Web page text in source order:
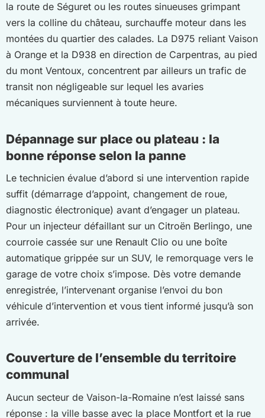
la route de Séguret ou les routes sinueuses grimpant
vers la colline du château, surchauffe moteur dans les
montées du quartier des calades. La D975 reliant Vaison
à Orange et la D938 en direction de Carpentras, au pied
du mont Ventoux, concentrent par ailleurs un trafic de
transit non négligeable sur lequel les avaries
mécaniques surviennent à toute heure.
Dépannage sur place ou plateau : la
bonne réponse selon la panne
Le technicien évalue d’abord si une intervention rapide
suffit (démarrage d’appoint, changement de roue,
diagnostic électronique) avant d’engager un plateau.
Pour un injecteur défaillant sur un Citroën Berlingo, une
courroie cassée sur une Renault Clio ou une boîte
automatique grippée sur un SUV, le remorquage vers le
garage de votre choix s’impose. Dès votre demande
enregistrée, l’intervenant organise l’envoi du bon
véhicule d’intervention et vous tient informé jusqu’à son
arrivée.
Couverture de l’ensemble du territoire
communal
Aucun secteur de Vaison-la-Romaine n’est laissé sans
réponse : la ville basse avec la place Montfort et la rue